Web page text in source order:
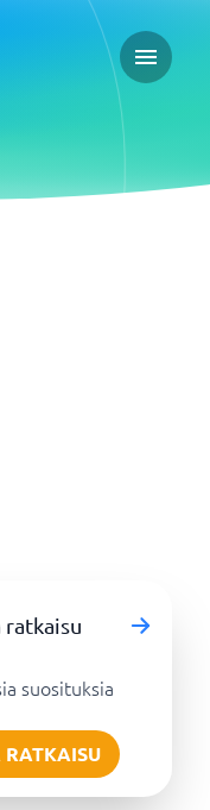
Open
ratkaisu
suosituksia